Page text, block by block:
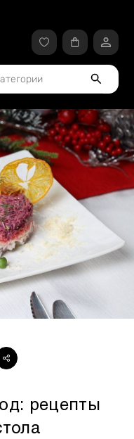
рецепты